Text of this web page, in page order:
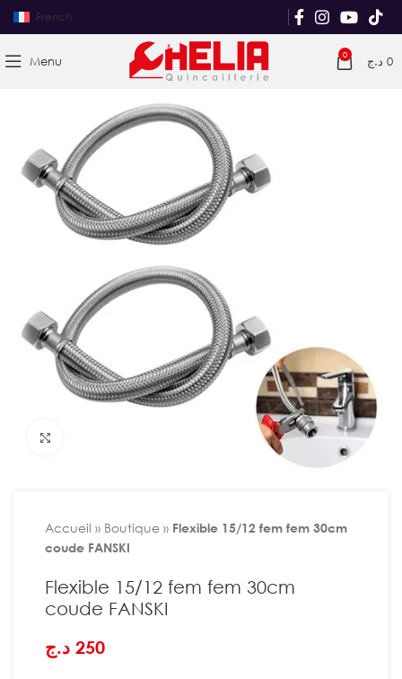
French
Menu 0 0 د.ج
Accueil » Boutique » Flexible 15/12 fem fem 30cm
coude FANSKI
Flexible 15/12 fem fem 30cm
coude FANSKI
250 د.ج